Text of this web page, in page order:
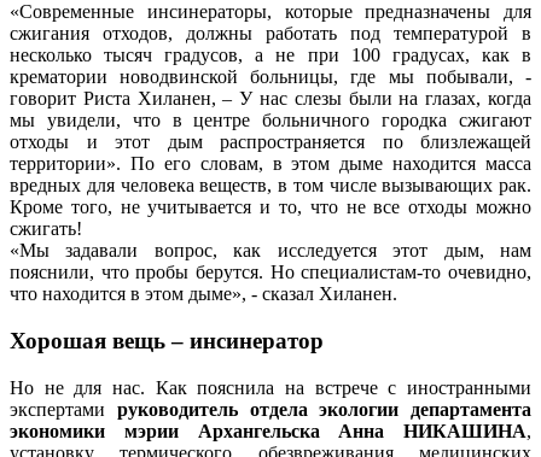
«Современные инсинераторы, которые предназначены для
сжигания отходов, должны работать под температурой в
несколько тысяч градусов, а не при 100 градусах, как в
крематории новодвинской больницы, где мы побывали, -
говорит Риста Хиланен, – У нас слезы были на глазах, когда
мы увидели, что в центре больничного городка сжигают
отходы и этот дым распространяется по близлежащей
территории». По его словам, в этом дыме находится масса
вредных для человека веществ, в том числе вызывающих рак.
Кроме того, не учитывается и то, что не все отходы можно
сжигать!
«Мы задавали вопрос, как исследуется этот дым, нам
пояснили, что пробы берутся. Но специалистам-то очевидно,
что находится в этом дыме», - сказал Хиланен.
Хорошая вещь – инсинератор
Но не для нас. Как пояснила на встрече с иностранными
экспертами руководитель отдела экологии департамента
экономики мэрии Архангельска Анна НИКАШИНА,
установку термического обезвреживания медицинских